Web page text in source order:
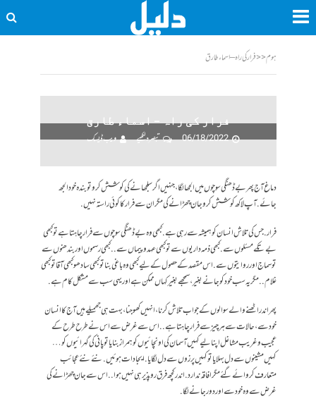
ہوم<<فرار کی راہ – اسماء طارق
فرار کی راہ – اسماء طارق
06/18/2022
تبصرہ لکھیے ویب ڈیسک
دماغ آج پھر بے ڈھنگی سوچوں میں الجھا لگا، جنہیں اگر سلجھانے کی کوشش کرو تو بندہ خود الجھ
جائے. آپ لاکھ کوشش کرو جان چھڑانے کی مگر ان سے فرار کا کوئی راستہ نہیں.
فرار. جس کی تلاش انسان کو ہمیشہ سے رہی ہے. کبھی وہ بے ڈھنگی سوچوں سے فرار چاہتا ہے تو کبھی
بے تکے مسئلوں سے . کبھی ذمہ داریوں سے تو کبھی عہد و پیماں سے.. کبھی رسموں اور بندھنوں سے
تو سماج اور روایتوں سے. اس مقصد کے حصول کےلیے کبھی وہ باغی بنا تو کبھی سادھو کبھی آقا تو کبھی
غلام.. مگر یہ سب خود کو جانے بغیر، سمجھے بغیر کہاں ممکن ہے اور یہی سب سے مشکل کام ہے.
پھر اندر اٹھنے والے سوالوں کے جواب تلاش کرنا، انہیں کھوجنا، بہت ہی جھمیلے ہیں آج کا انسان
خود سے، حالات سے ہر چیز سے فرار چاہتا ہے.. اس سے غرض سے اس نے طرح طرح کے
عجیب و غریب مشاغل اپنا لیے کہیں آسمان کی اونچائیوں کو ہمراز بنایا تو پانی کی گہرائیوں کو…
کہیں مشینوں سے دل بہلایا تو کہیں پرزوں سے دل لگایا.ایجادات ہوئیں. نئے نئے عجائب
متعارف کروائے گئے مگر افاقہ ندارد. اندر کچھ فرق رو پذیر ہی نہیں ہوا .. اس سے جان چھڑانے کی
غرض سے وہ خود سے اور دور جانے لگا.